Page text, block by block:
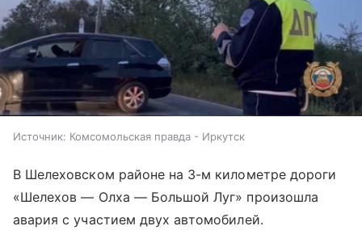
Источник: Комсомольская правда - Иркутск
В Шелеховском районе на 3-м километре дороги
«Шелехов — Олха — Большой Луг» произошла
авария с участием двух автомобилей.